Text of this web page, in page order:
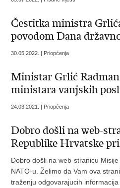
Čestitka ministra
povodom Dana
30.05.2022. | Priopćenja
Ministar Grlić
ministara vanjskih
24.03.2021. | Priopćenja
Dobro došli na web-
Republike Hrvatske
Dobro došli na web-stranicu
NATO-u. Želimo da Vam ova
traženju odgovarajucih